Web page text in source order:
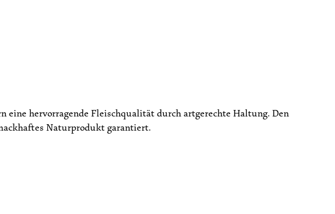
hervorragende Fleischqualität durch artgerechte Haltung. Den
Naturprodukt garantiert.